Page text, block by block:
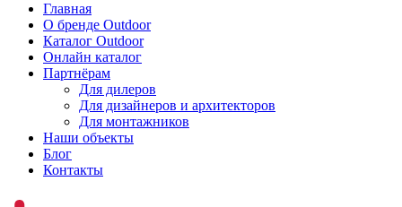
Главная
О бренде Outdoor
Каталог Outdoor
Онлайн каталог
Партнёрам
Для дилеров
Для дизайнеров и архитекторов
Для монтажников
Наши объекты
Блог
Контакты